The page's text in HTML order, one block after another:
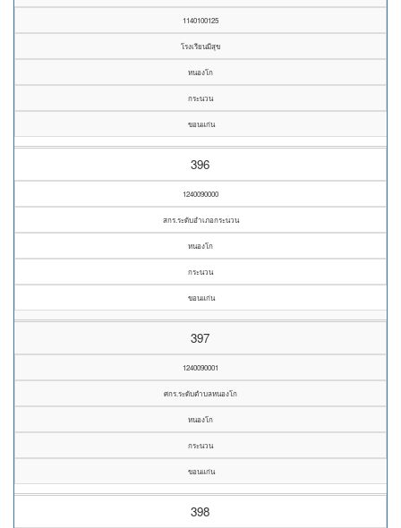
1140100125
โรงเรียนมีสุข
หนองโก
กระนวน
ขอนแก่น
396
1240090000
สกร.ระดับอำเภอกระนวน
หนองโก
กระนวน
ขอนแก่น
397
1240090001
ศกร.ระดับตำบลหนองโก
หนองโก
กระนวน
ขอนแก่น
398